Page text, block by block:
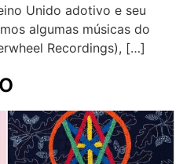
Unido adotivo e seu
algumas músicas do
Recordings), […]